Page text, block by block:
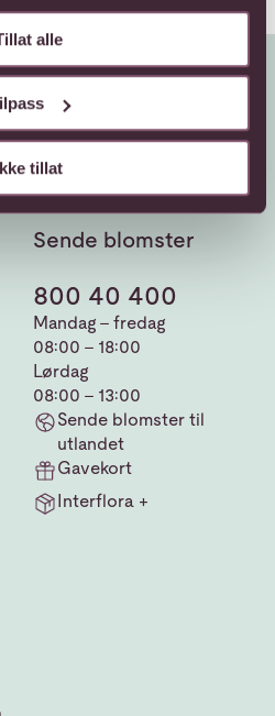
alle
tillat
Sende blomster
800 40 400
Mandag - fredag
08:00 - 18:00
Lørdag
08:00 - 13:00
Sende blomster til
utlandet
Gavekort
Interflora +